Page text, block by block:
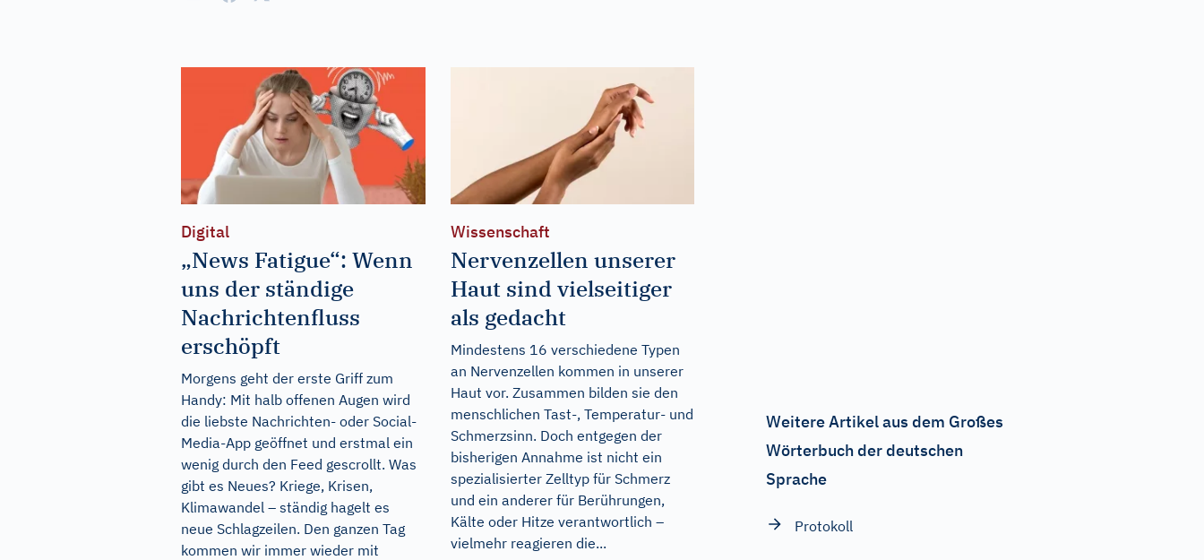
Digital
„News Fatigue“: Wenn
uns der ständige
Nachrichtenfluss
erschöpft
Morgens geht der erste Griff zum
Handy: Mit halb offenen Augen wird
die liebste Nachrichten- oder Social-
Media-App geöffnet und erstmal ein
wenig durch den Feed gescrollt. Was
gibt es Neues? Kriege, Krisen,
Klimawandel – ständig hagelt es
neue Schlagzeilen. Den ganzen Tag
kommen wir immer wieder mit
Wissenschaft
Nervenzellen unserer
Haut sind vielseitiger
als gedacht
Mindestens 16 verschiedene Typen
an Nervenzellen kommen in unserer
Haut vor. Zusammen bilden sie den
menschlichen Tast-, Temperatur- und
Schmerzsinn. Doch entgegen der
bisherigen Annahme ist nicht ein
spezialisierter Zelltyp für Schmerz
und ein anderer für Berührungen,
Kälte oder Hitze verantwortlich –
vielmehr reagieren die...
Weitere Artikel aus dem Großes
Wörterbuch der deutschen
Sprache
Protokoll